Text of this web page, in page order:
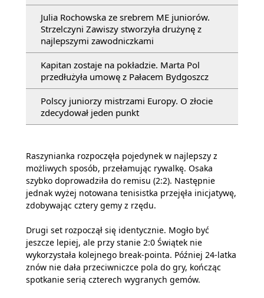
Julia Rochowska ze srebrem ME juniorów.
Strzelczyni Zawiszy stworzyła drużynę z
najlepszymi zawodniczkami
Kapitan zostaje na pokładzie. Marta Pol
przedłużyła umowę z Pałacem Bydgoszcz
Polscy juniorzy mistrzami Europy. O złocie
zdecydował jeden punkt
Raszynianka rozpoczęła pojedynek w najlepszy z
możliwych sposób, przełamując rywalkę. Osaka
szybko doprowadziła do remisu (2:2). Następnie
jednak wyżej notowana tenisistka przejęła inicjatywę,
zdobywając cztery gemy z rzędu.
Drugi set rozpoczął się identycznie. Mogło być
jeszcze lepiej, ale przy stanie 2:0 Świątek nie
wykorzystała kolejnego break-pointa. Później 24-latka
znów nie dała przeciwniczce pola do gry, kończąc
spotkanie serią czterech wygranych gemów.